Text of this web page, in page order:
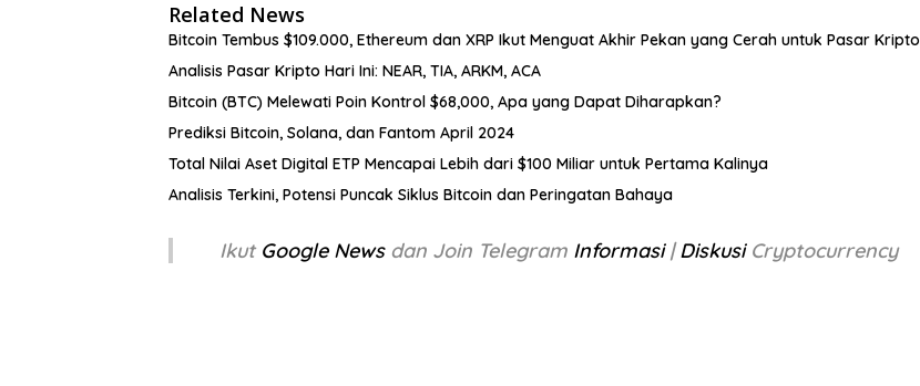
Related News
Bitcoin Tembus $109.000, Ethereum dan XRP Ikut Menguat Akhir Pekan yang Cerah untuk Pasar Kripto
Analisis Pasar Kripto Hari Ini: NEAR, TIA, ARKM, ACA
Bitcoin (BTC) Melewati Poin Kontrol $68,000, Apa yang Dapat Diharapkan?
Prediksi Bitcoin, Solana, dan Fantom April 2024
Total Nilai Aset Digital ETP Mencapai Lebih dari $100 Miliar untuk Pertama Kalinya
Analisis Terkini, Potensi Puncak Siklus Bitcoin dan Peringatan Bahaya
Ikut Google News dan Join Telegram Informasi|DiskusiCryptocurrency